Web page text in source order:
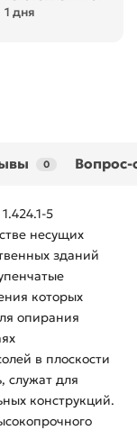
1 дня
0 Вопрос-
5
несущих
зданий
которых
опирания
в плоскости
служат для
конструкций.